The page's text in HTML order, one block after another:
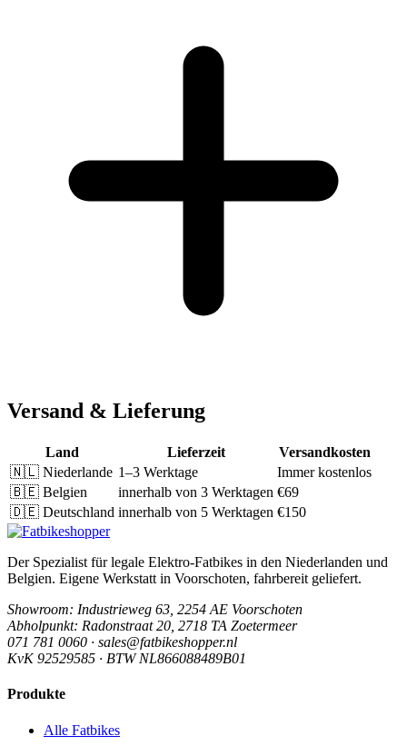
Versand & Lieferung
Land Lieferzeit
Versandkosten
🇳🇱 Niederlande 1–3 Werktage
Immer kostenlos
🇧🇪 Belgien innerhalb von 3 Werktagen €69
🇩🇪 Deutschland innerhalb von 5 Werktagen €150
Der Spezialist für legale Elektro-Fatbikes in den Niederlanden und
Belgien. Eigene Werkstatt in Voorschoten, fahrbereit geliefert.
Showroom: Industrieweg 63, 2254 AE Voorschoten
Abholpunkt: Radonstraat 20, 2718 TA Zoetermeer
071 781 0060 · sales@fatbikeshopper.nl
KvK 92529585 · BTW NL866088489B01
Produkte
Alle Fatbikes